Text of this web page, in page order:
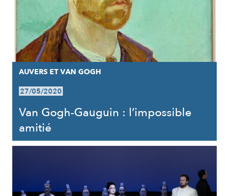
AUVERS ET VAN GOGH
27/05/2020
Van Gogh-Gauguin : l’impossible
amitié